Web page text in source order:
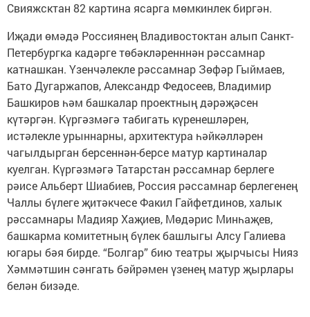
Свияжсктан 82 картина ясарга мөмкинлек биргән.
Иҗади өмәдә Россиянең Владивостоктан алып Санкт-
Петербургка кадәрге төбәкләренннән рәссамнар
катнашкан. Үзенчәлекле рәссамнар Зөфәр Гыймаев,
Бато Дугаржапов, Александр Федосеев, Владимир
Башкиров һәм башкалар проектның дәрәҗәсен
күтәргән. Күргәзмәгә табигать күренешләрен,
истәлекле урыннарны, архитектура һәйкәлләрен
чагылдырган берсеннән-берсе матур картиналар
куелган. Күргәзмәгә Татарстан рәссамнар берлеге
рәисе Альберт Шиабиев, Россия рәссамнар берлегенең
Чаллы бүлеге җитәкчесе Факил Гайфетдинов, халык
рәссамнары Мадияр Хаҗиев, Мөдәрис Минһаҗев,
башкарма комитетның бүлек башлыгы Алсу Галиева
югары бәя бирде. “Болгар” бию театры җырчысы Нияз
Хәммәтшин сәнгать бәйрәмен үзенең матур җырлары
белән бизәде.